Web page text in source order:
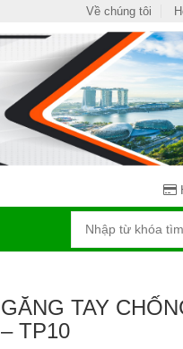
Về chúng tôi
GĂNG TAY
– TP10